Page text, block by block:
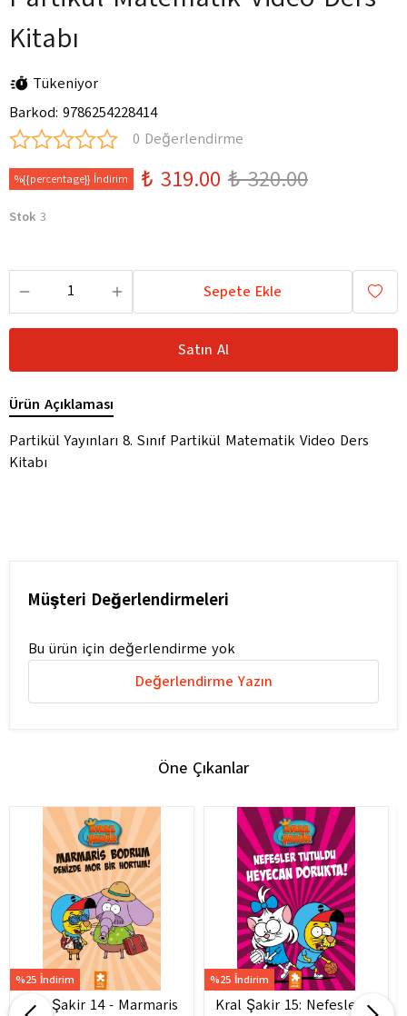
Kitabı
Tükeniyor
Barkod: 9786254228414
0 Değerlendirme
%{{percentage}} İndirim ₺ 319.00 ₺ 320.00
Stok 3
Sepete Ekle
Satın Al
Ürün Açıklaması
Partikül Yayınları 8. Sınıf Partikül Matematik Video Ders
Kitabı
Müşteri Değerlendirmeleri
Bu ürün için değerlendirme yok
Değerlendirme Yazın
Öne Çıkanlar
%25 İndirim
Kral Şakir 14 - Marmaris
%25 İndirim
Kral Şakir 15: Nefesler